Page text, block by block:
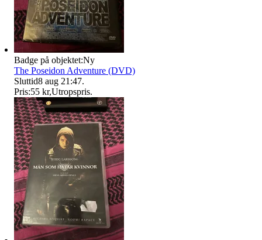
Badge på objektet:Ny
The Poseidon Adventure (DVD)
Sluttid8 aug 21:47.
Pris:55 kr,Utropspris.